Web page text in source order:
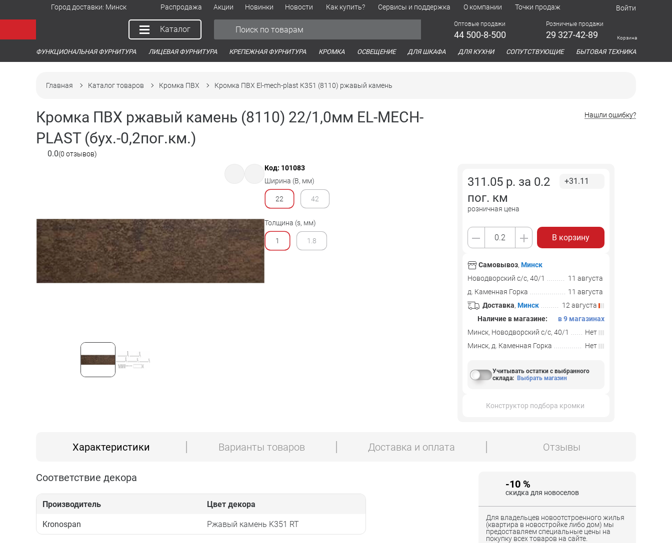
Город доставки: Минск Распродажа Акции Новинки Новости Как купить? Сервисы и поддержка О компании Точки продаж Войти
Каталог
Оптовые продажи
44 500-8-500
Розничные продажи
29 327-42-89 Корзина
ФУНКЦИОНАЛЬНАЯ ФУРНИТУРА ЛИЦЕВАЯ ФУРНИТУРА КРЕПЕЖНАЯ ФУРНИТУРА КРОМКА ОСВЕЩЕНИЕ ДЛЯ ШКАФА ДЛЯ КУХНИ СОПУТСТВУЮЩИЕ БЫТОВАЯ ТЕХНИКА
Главная Каталог товаров Кромка ПВХ Кромка ПВХ El-mech-plast К351 (8110) ржавый камень
Кромка ПВХ ржавый камень (8110) 22/1,0мм EL-MECH-
PLAST (бух.-0,2пог.км.)
0.0(0 отзывов)
Нашли ошибку?
Код: 101083
Ширина (B, мм)
22 42
Толщина (s, мм)
1 1.8
311.05 р. за 0.2
пог. км
розничная цена
+31.11
В корзину
Самовывоз, Минск
Новодворский с/с, 40/1
11 августа
д. Каменная Горка
11 августа
Доставка, Минск
12 августа
Наличие в магазине:
в 9 магазинах
Минск, Новодворский с/с, 40/1
Нет
Минск, д. Каменная Горка
Нет
Учитывать остатки с выбранного
склада: Выбрать магазин
Конструктор подбора кромки
Характеристики Варианты товаров Доставка и оплата Отзывы
Соответствие декора
Производитель Цвет декора
Kronospan Ржавый камень K351 RT
-10 %
скидка для новоселов
Для владельцев новоотстроенного жилья
(квартира в новостройке либо дом) мы
предоставляем специальные цены на
покупку всех товаров на сайте.